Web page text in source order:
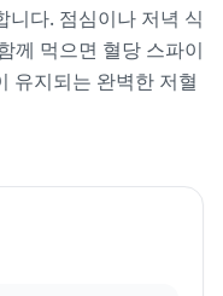
니다. 점심이나 저녁 식
께 먹으면 혈당 스파이
유지되는 완벽한 저혈